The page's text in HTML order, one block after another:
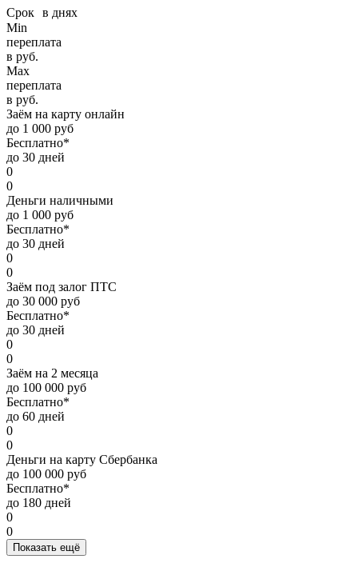
Срок в днях
Min
переплата
в руб.
Max
переплата
в руб.
Заём на карту онлайн
до 1 000 руб
Бесплатно*
до 30 дней
0
0
Деньги наличными
до 1 000 руб
Бесплатно*
до 30 дней
0
0
Заём под залог ПТС
до 30 000 руб
Бесплатно*
до 30 дней
0
0
Заём на 2 месяца
до 100 000 руб
Бесплатно*
до 60 дней
0
0
Деньги на карту Сбербанка
до 100 000 руб
Бесплатно*
до 180 дней
0
0
Показать ещё